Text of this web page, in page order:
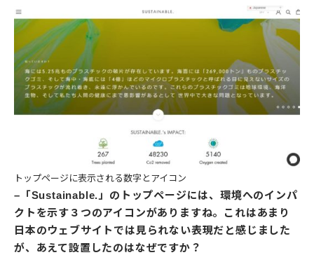
トップページに表示される数字とアイコン
–「Sustainable.」のトップページには、環境へのインパ
クトを示す３つのアイコンがありますね。これはあまり
日本のウェブサイトでは見られない表現だと感じました
が、あえて設置したのはなぜですか？